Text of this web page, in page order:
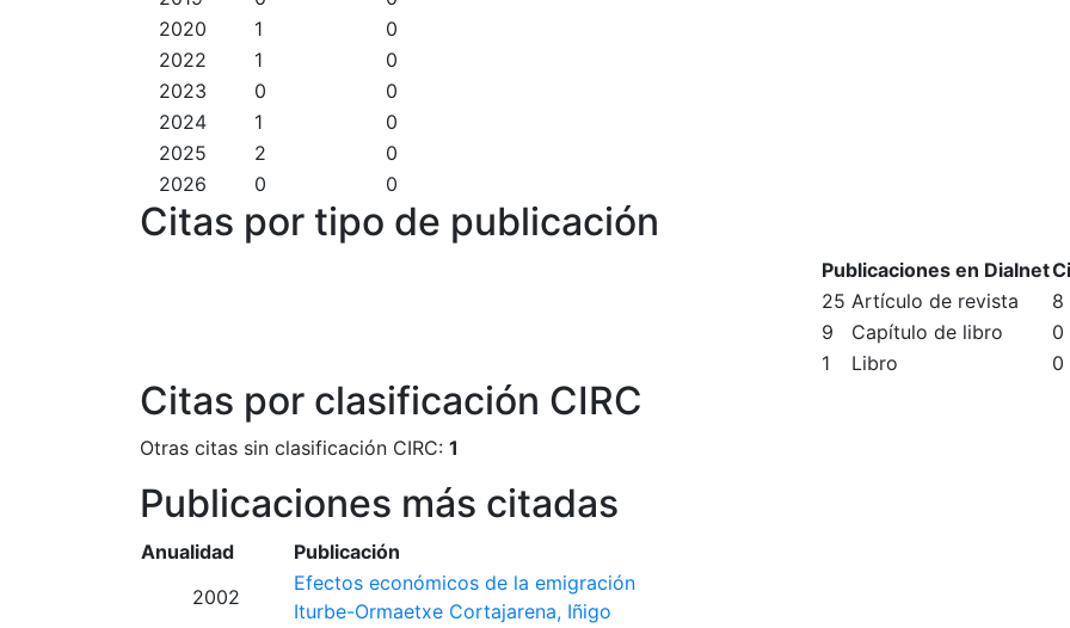
2020
1
0
2022
1
0
2023
0
0
2024
1
0
2025
2
0
2026
0 0
Citas por tipo de publicación
Publicaciones en Dialnet
25 Artículo de revista
8
9
Capítulo de libro
0
1
Libro 0
Citas por clasificación CIRC
Otras citas sin clasificación CIRC: 1
Publicaciones más citadas
Anualidad
Publicación
2002
Efectos económicos de la emigración
Iturbe-Ormaetxe Cortajarena, Iñigo